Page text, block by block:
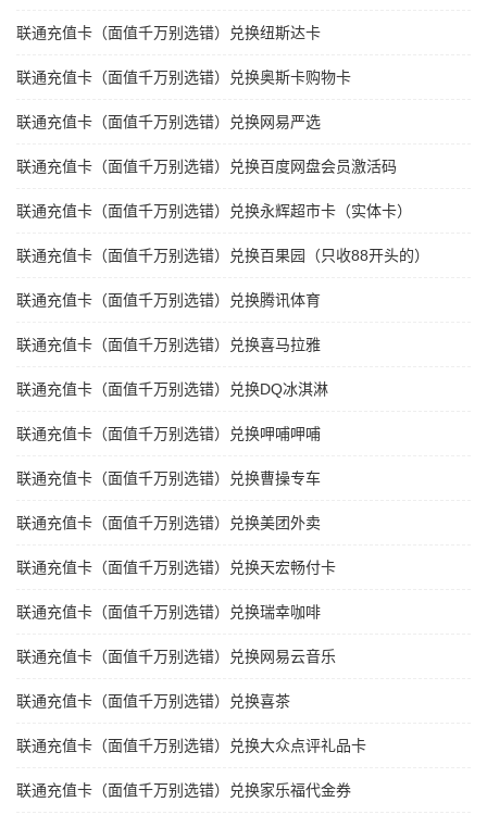
联通充值卡（面值千万别选错）兑换纽斯达卡
联通充值卡（面值千万别选错）兑换奥斯卡购物卡
联通充值卡（面值千万别选错）兑换网易严选
联通充值卡（面值千万别选错）兑换百度网盘会员激活码
联通充值卡（面值千万别选错）兑换永辉超市卡（实体卡）
联通充值卡（面值千万别选错）兑换百果园（只收88开头的）
联通充值卡（面值千万别选错）兑换腾讯体育
联通充值卡（面值千万别选错）兑换喜马拉雅
联通充值卡（面值千万别选错）兑换DQ冰淇淋
联通充值卡（面值千万别选错）兑换呷哺呷哺
联通充值卡（面值千万别选错）兑换曹操专车
联通充值卡（面值千万别选错）兑换美团外卖
联通充值卡（面值千万别选错）兑换天宏畅付卡
联通充值卡（面值千万别选错）兑换瑞幸咖啡
联通充值卡（面值千万别选错）兑换网易云音乐
联通充值卡（面值千万别选错）兑换喜茶
联通充值卡（面值千万别选错）兑换大众点评礼品卡
联通充值卡（面值千万别选错）兑换家乐福代金券